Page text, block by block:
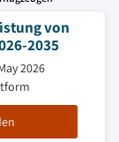
von
2035
2026